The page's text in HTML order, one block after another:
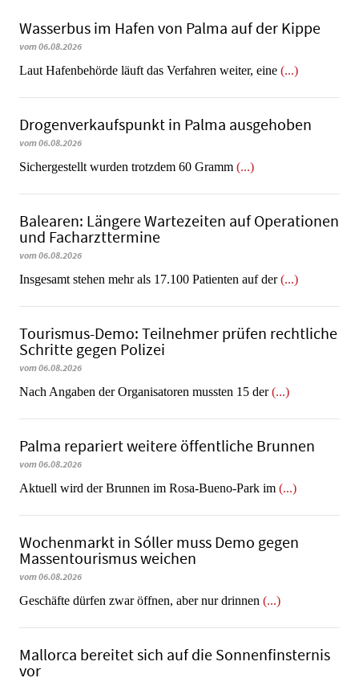
Wasserbus im Hafen von Palma auf der Kippe
vom 06.08.2026
Laut Hafenbehörde läuft das Verfahren weiter, eine (...)
Dro­gen­ver­kaufs­punkt in Palma ausgehoben
vom 06.08.2026
​​​​​​​Sichergestellt wurden trotzdem 60 Gramm (...)
Balearen: Längere Wartezeiten auf Operationen
und Facharzttermine
vom 06.08.2026
Insgesamt stehen mehr als 17.100 Patienten auf der(...)
Tourismus-Demo: Teilnehmer prüfen rechtliche
Schritte gegen Polizei
vom 06.08.2026
Nach Angaben der Organisatoren mussten 15 der(...)
Palma repariert weitere öffentliche Brunnen
vom 06.08.2026
Aktuell wird der Brunnen im Rosa-Bueno-Park im (...)
Wochenmarkt in Sóller muss Demo gegen
Massentourismus weichen
vom 06.08.2026
Geschäfte dürfen zwar öffnen, aber nur drinnen (...)
Mallorca bereitet sich auf die Sonnenfinsternis
vor